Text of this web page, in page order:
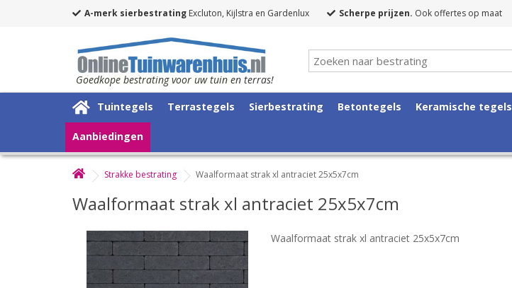
A-merk sierbestrating Excluton, Kijlstra en Gardenlux Scherpe prijzen. Ook offertes op maat
Goedkope bestrating voor uw tuin en terras!
Tuintegels Terrastegels Sierbestrating Betontegels Keramische tegels
Aanbiedingen
Strakke bestrating Waalformaat strak xl antraciet 25x5x7cm
Waalformaat strak xl antraciet 25x5x7cm
Waalformaat strak xl antraciet 25x5x7cm